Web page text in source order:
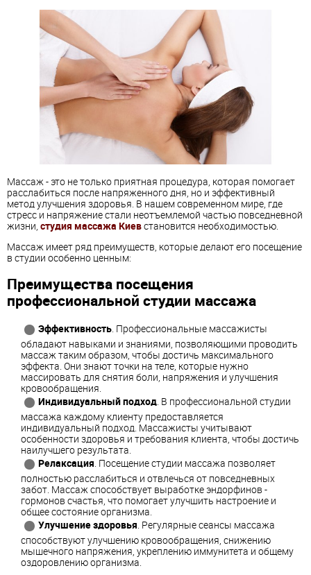
Массаж - это не только приятная процедура, которая помогает
расслабиться после напряженного дня, но и эффективный
метод улучшения здоровья. В нашем современном мире, где
стресс и напряжение стали неотъемлемой частью повседневной
жизни, студия массажа Киевстановится необходимостью.
Массаж имеет ряд преимуществ, которые делают его посещение
в студии особенно ценным:
Преимущества посещения
профессиональной студии массажа
Эффективность. Профессиональные массажисты
обладают навыками и знаниями, позволяющими проводить
массаж таким образом, чтобы достичь максимального
эффекта. Они знают точки на теле, которые нужно
массировать для снятия боли, напряжения и улучшения
кровообращения.
Индивидуальный подход. В профессиональной студии
массажа каждому клиенту предоставляется
индивидуальный подход. Массажисты учитывают
особенности здоровья и требования клиента, чтобы достичь
наилучшего результата.
Релаксация. Посещение студии массажа позволяет
полностью расслабиться и отвлечься от повседневных
забот. Массаж способствует выработке эндорфинов -
гормонов счастья, что помогает улучшить настроение и
общее состояние организма.
Улучшение здоровья. Регулярные сеансы массажа
способствуют улучшению кровообращения, снижению
мышечного напряжения, укреплению иммунитета и общему
оздоровлению организма.